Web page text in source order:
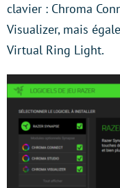
clavier : Chroma
Visualizer, mais
Virtual Ring Light.